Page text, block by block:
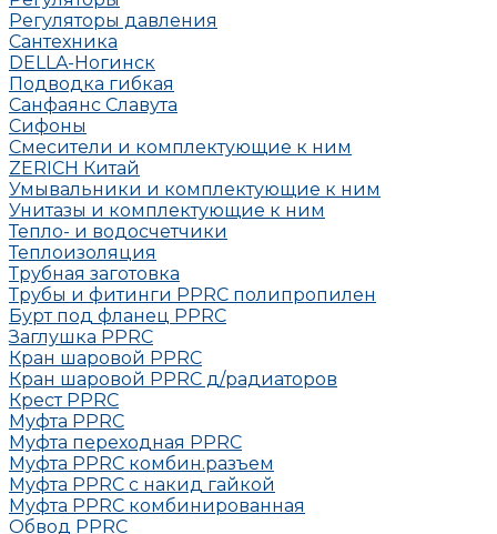
Регуляторы давления
Сантехника
DELLA-Ногинск
Подводка гибкая
Санфаянс Славута
Сифоны
Смесители и комплектующие к ним
ZERICH Китай
Умывальники и комплектующие к ним
Унитазы и комплектующие к ним
Тепло- и водосчетчики
Теплоизоляция
Трубная заготовка
Трубы и фитинги PPRC полипропилен
Бурт под фланец РРRC
Заглушка РРRC
Кран шаровой PPRC
Кран шаровой PPRC д/радиаторов
Крест PPRC
Муфта PPRC
Муфта переходная PPRC
Муфта РРRC комбин.разъем
Муфта PPRC с накид гайкой
Муфта РРRC комбинированная
Обвод РРRC